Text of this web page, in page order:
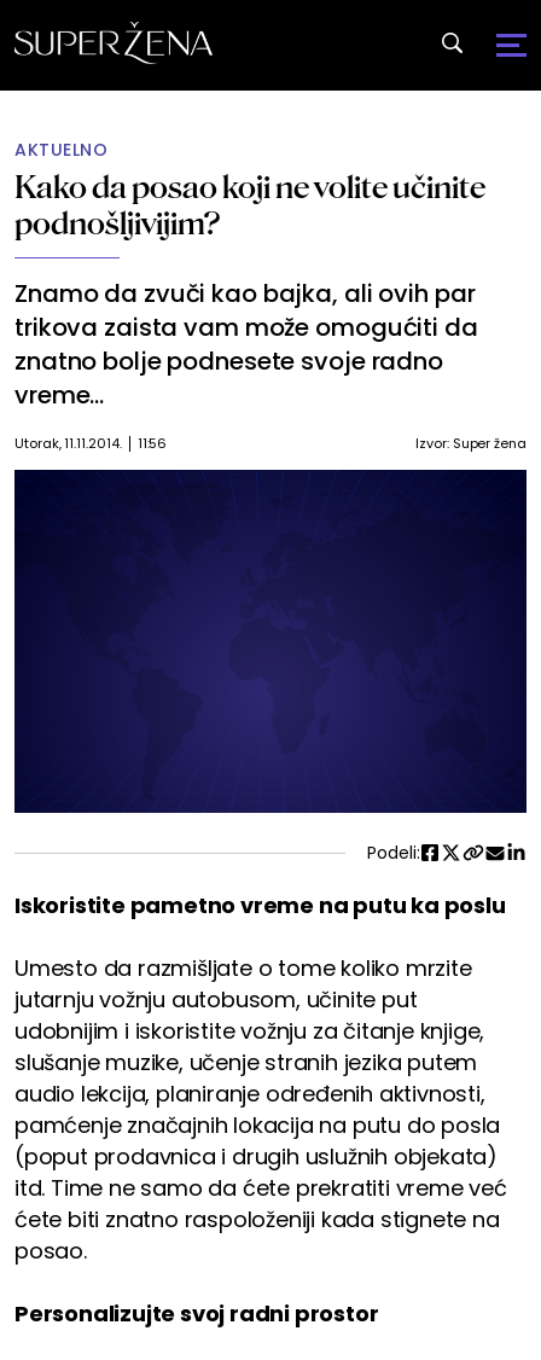
AKTUELNO
Kako da posao koji ne volite učinite
podnošljivijim?
Znamo da zvuči kao bajka, ali ovih par
trikova zaista vam može omogućiti da
znatno bolje podnesete svoje radno
vreme…
Utorak, 11.11.2014. 11:56 Izvor: Super žena
Podeli:
Iskoristite pametno vreme na putu ka poslu
Umesto da razmišljate o tome koliko mrzite
jutarnju vožnju autobusom, učinite put
udobnijim i iskoristite vožnju za čitanje knjige,
slušanje muzike, učenje stranih jezika putem
audio lekcija, planiranje određenih aktivnosti,
pamćenje značajnih lokacija na putu do posla
(poput prodavnica i drugih uslužnih objekata)
itd. Time ne samo da ćete prekratiti vreme već
ćete biti znatno raspoloženiji kada stignete na
posao.
Personalizujte svoj radni prostor